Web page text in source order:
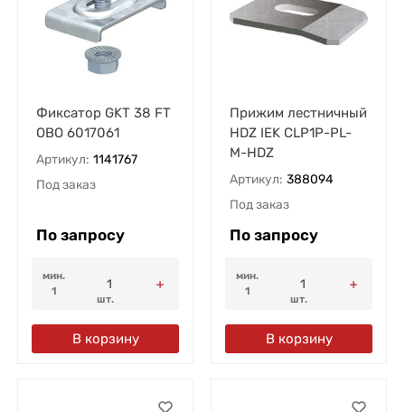
Фиксатор GKT 38 FT
OBO 6017061
Артикул: 1141767
Под заказ
По запросу
мин.
1
шт.
В корзину
Прижим лестничный
HDZ IEK CLP1P-PL-
M-HDZ
Артикул: 388094
Под заказ
По запросу
мин.
1
шт.
В корзину